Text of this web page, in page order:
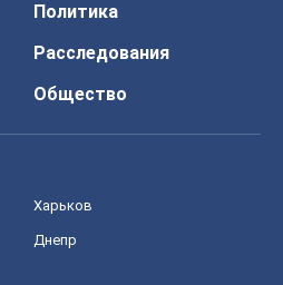
Политика
Расследования
Общество
Харьков
Днепр